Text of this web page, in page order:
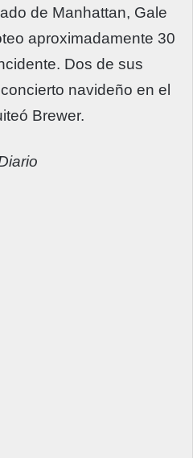
de Manhattan, Gale
aproximadamente 30
Dos de sus
navideño en el
Brewer.